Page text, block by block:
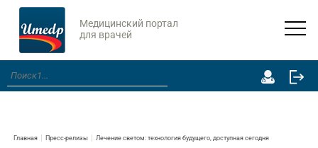
Медицинский портал
для врачей
Главная Пресс-релизы Лечение светом: технология будущего, доступная сегодня